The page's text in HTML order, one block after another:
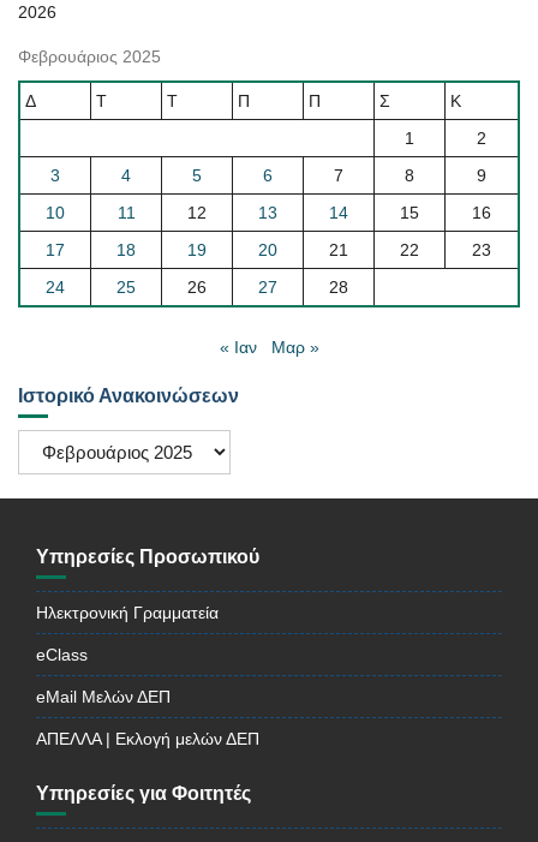
2026
Φεβρουάριος 2025
Δ Τ Τ Π Π Σ
Κ
1
2
3
4 5 6 7 8
9
10
11 12 13 14 15
16
17
18 19 20 21 22
23
24
25 26 27 28
« Ιαν Μαρ »
Ιστορικό Ανακοινώσεων
Ιστορικό
Ανακοινώσεων
Υπηρεσίες Προσωπικού
Ηλεκτρονική Γραμματεία
eClass
eMail Μελών ΔΕΠ
ΑΠΕΛΛΑ | Εκλογή μελών ΔΕΠ
Υπηρεσίες για Φοιτητές